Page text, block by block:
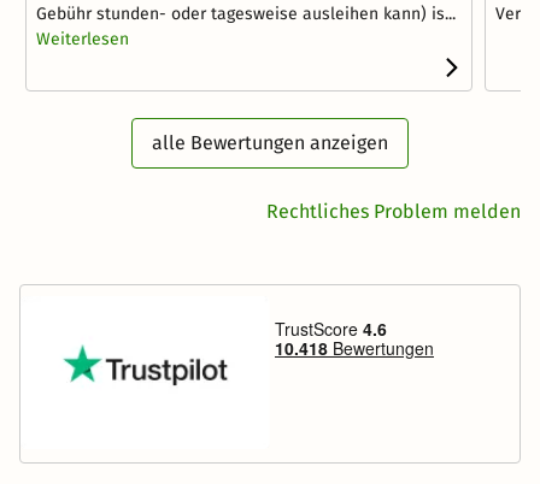
Gebühr stunden- oder tagesweise ausleihen kann) is...
Weiterlesen
alle Bewertungen anzeigen
Rechtliches Problem melden